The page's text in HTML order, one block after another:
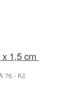
1,5 cm
76.- Kč